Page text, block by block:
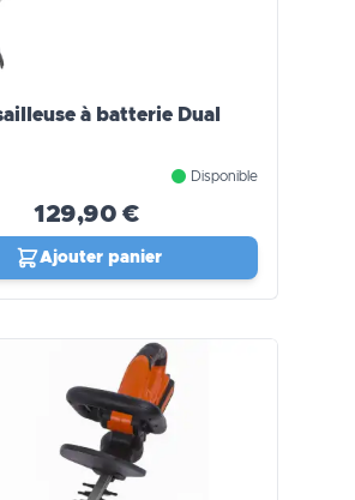
à batterie Dual
Disponible
129,90 €
Ajouter panier